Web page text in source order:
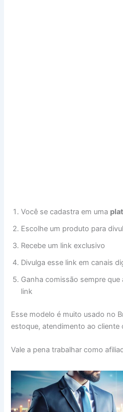
Você se cadastra em uma
Escolhe um produto para
Recebe um link exclusivo
Divulga esse link em canais
Ganha comissão sempre
link
Esse modelo é muito usado no
estoque, atendimento ao cliente
Vale a pena trabalhar como